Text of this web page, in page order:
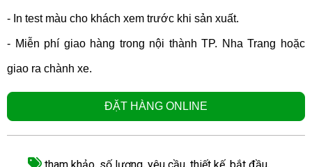
- In test màu cho khách xem trước khi sản xuất.
- Miễn phí giao hàng trong nội thành TP. Nha Trang hoặc
giao ra chành xe.
ĐẶT HÀNG ONLINE